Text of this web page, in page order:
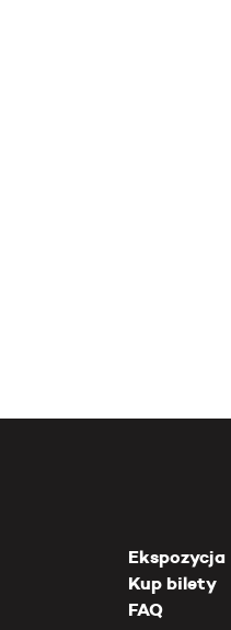
Ekspozycja
Kup bilety
FAQ